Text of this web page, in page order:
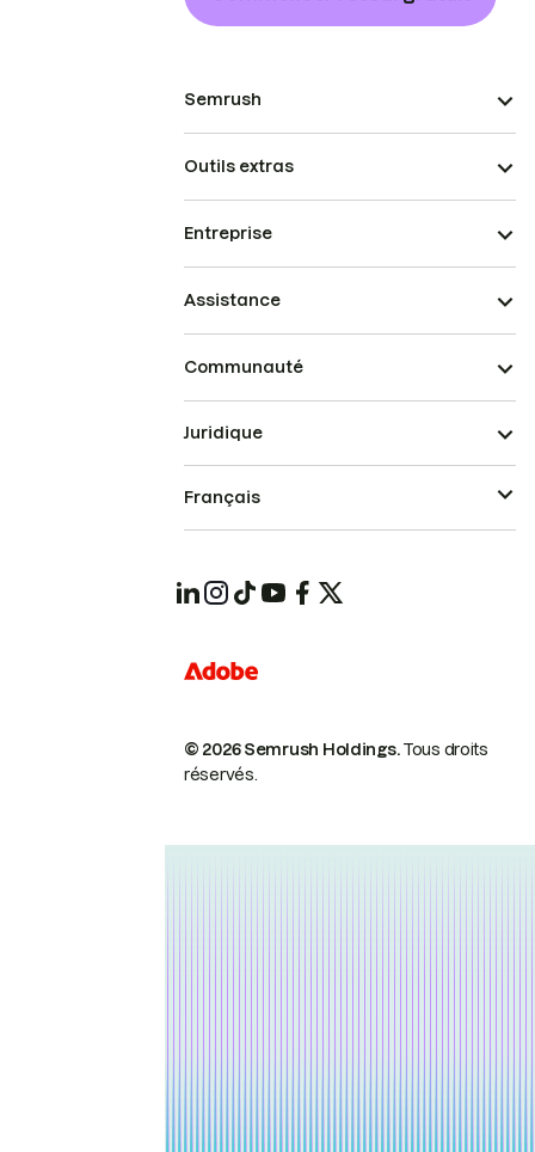
Semrush
Outils extras
Entreprise
Assistance
Communauté
© 2026 Semrush Holdings.Tous droits
réservés.
Juridique
Français